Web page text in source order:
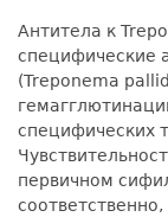
Антитела к
специфические
(Treponema
специфических
первичном